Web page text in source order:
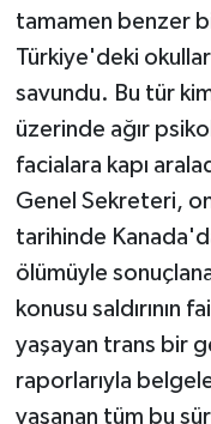
tamamen benzer
Türkiye'deki
savundu. Bu tür
üzerinde ağır
facialara kapı
Genel Sekreteri,
tarihinde
ölümüyle
konusu saldırının
yaşayan trans bir
raporlarıyla
yaşanan tüm bu